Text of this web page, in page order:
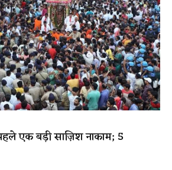
एक बड़ी साज़िश नाकाम; 5